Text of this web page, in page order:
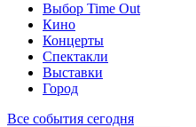
Выбор Time Out
Кино
Концерты
Спектакли
Выставки
Город
Все события сегодня